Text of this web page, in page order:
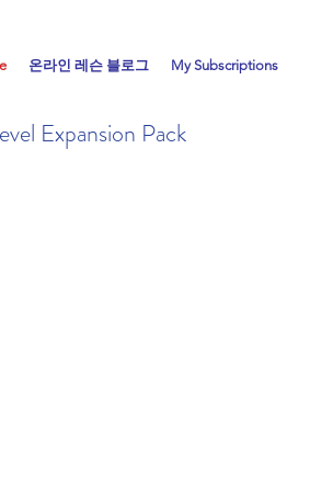
온라인 레슨 블로그 My Subscriptions
Expansion Pack